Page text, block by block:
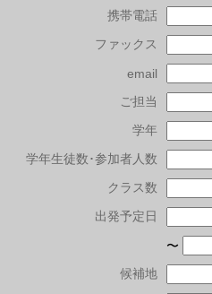
携帯電話
ファックス
email
ご担当
学年
学年生徒数･参加者人数
クラス数
出発予定日
〜
候補地